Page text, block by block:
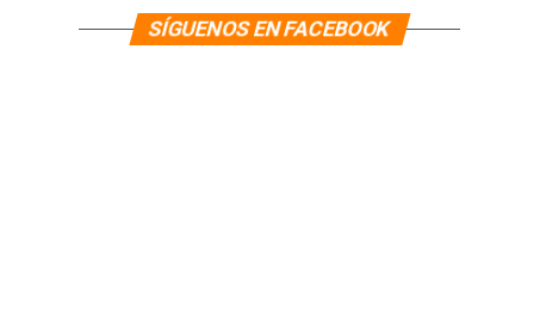
SÍGUENOS EN FACEBOOK